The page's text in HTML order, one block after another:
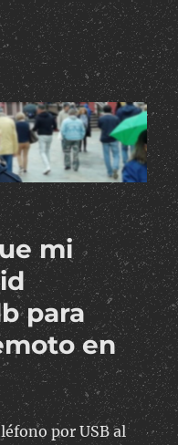
mi
para
en
por USB al